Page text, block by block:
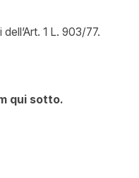
1 L. 903/77.
qui sotto.